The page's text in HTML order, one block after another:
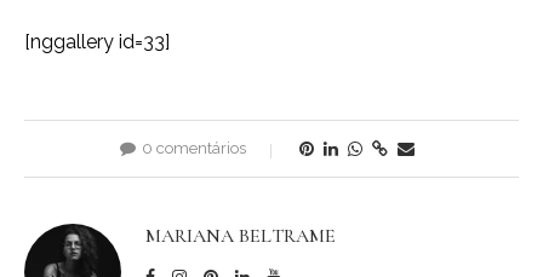
[nggallery id=33]
0 comentários
MARIANA BELTRAME